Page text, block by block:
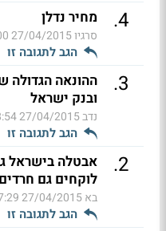
4
. מחיר נדלן
סרגיו27/04/2015 21:00
הגב לתגובה זו
3
.
ההונאה
ובנק ישראל
נדב27/04/2015 18:54
הגב לתגובה זו
2
.
אבטלה בישראל
לוקחים גם
בא27/04/2015 17:29
הגב לתגובה זו